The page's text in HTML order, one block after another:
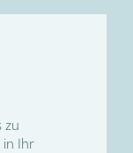
zu
in Ihr